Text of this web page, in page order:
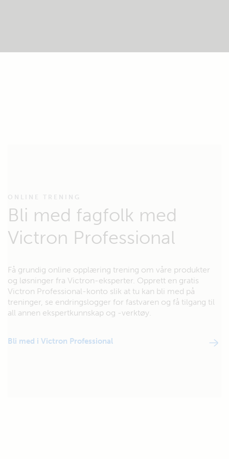
ONLINE TRENING
Bli med fagfolk med
Victron Professional
Få grundig online opplæring trening om våre produkter
og løsninger fra Victron-eksperter. Opprett en gratis
Victron Professional-konto slik at tu kan bli med på
treninger, se endringslogger for fastvaren og få tilgang til
all annen ekspertkunnskap og -verktøy.
Bli med i Victron Professional